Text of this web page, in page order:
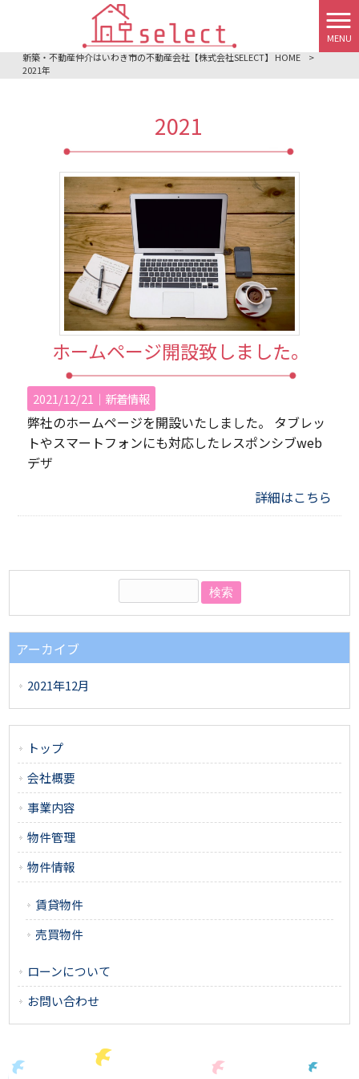
MENU
新築・不動産仲介はいわき市の不動産会社【株式会社SELECT】 HOME
>
2021年
2021
ホームページ開設致しました。
2021/12/21｜ 新着情報
弊社のホームページを開設いたしました。 タブレッ
トやスマートフォンにも対応したレスポンシブweb
デザ
詳細はこちら
アーカイブ
2021年12月
トップ
会社概要
事業内容
物件管理
物件情報
賃貸物件
売買物件
ローンについて
お問い合わせ